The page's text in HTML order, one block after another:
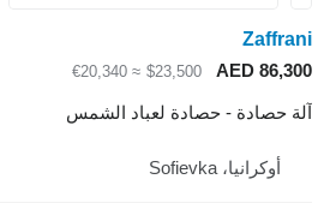
Zaffrani
AED 86,300
$23,500
≈ €20,340
آلة حصادة - حصادة لعباد الشمس
أوكرانيا، Sofievka